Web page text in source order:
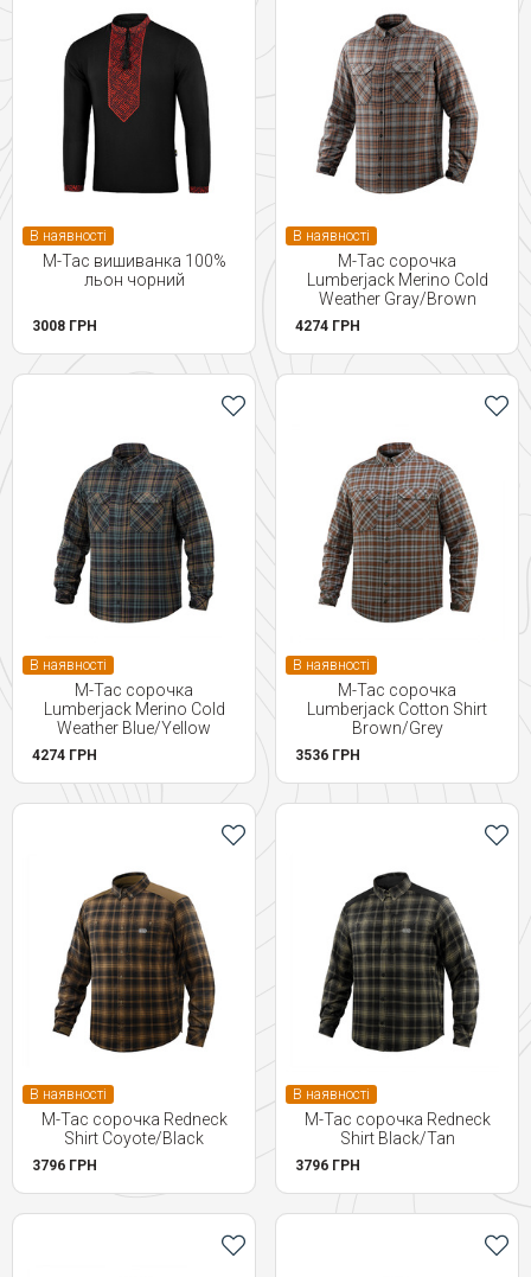
В наявності
M-Tac вишиванка 100%
льон чорний
3008 ГРН
В наявності
M-Tac сорочка
Lumberjack Merino Cold
Weather Gray/Brown
4274 ГРН
В наявності
M-Tac сорочка
Lumberjack Merino Cold
Weather Blue/Yellow
4274 ГРН
В наявності
M-Tac сорочка
Lumberjack Cotton Shirt
Brown/Grey
3536 ГРН
В наявності
M-Tac сорочка Redneck
Shirt Coyote/Black
3796 ГРН
В наявності
M-Tac сорочка Redneck
Shirt Black/Tan
3796 ГРН